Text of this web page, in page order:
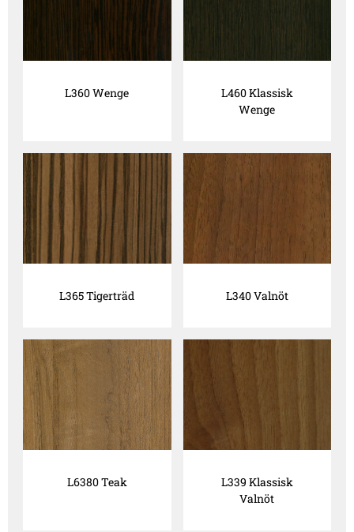
L360 Wenge
L460 Klassisk
Wenge
L365 Tigerträd L340 Valnöt
L6380 Teak
L339 Klassisk
Valnöt